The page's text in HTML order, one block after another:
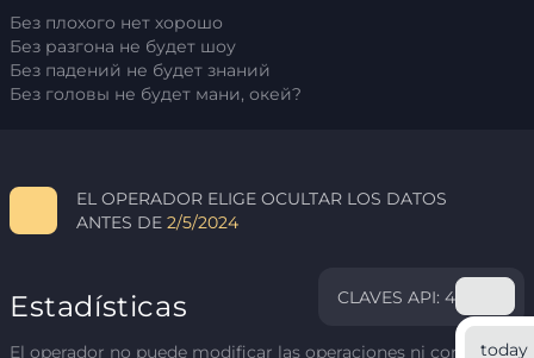
Без плохого нет хорошо
Без разгона не будет шоу
Без падений не будет знаний
Без головы не будет мани, окей?
EL OPERADOR ELIGE OCULTAR LOS DATOS
ANTES DE 2/5/2024
Estadísticas CLAVES API: 4
today
El operador no puede modificar las operaciones ni corregir el